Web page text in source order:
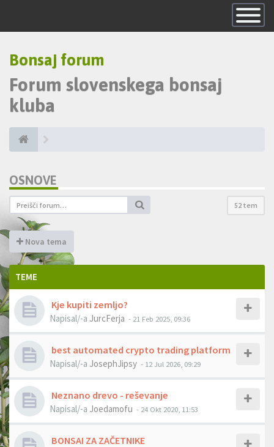
Skrij
navigacijo
Bonsaj forum
Forum slovenskega bonsaj
kluba
OSNOVE
52 tem
Nova tema
TEME
Kje kupiti zemljo?
Napisal/-a JurcFerja - 21 Feb 2025, 09:36
best automated crypto trading platform
Napisal/-a JosephJipsy - 12 Jul 2026, 09:29
Neznano drevo - reševanje
Napisal/-a Joedamofu - 24 Okt 2020, 11:53
BONSAI ZA ZAČETNIKE